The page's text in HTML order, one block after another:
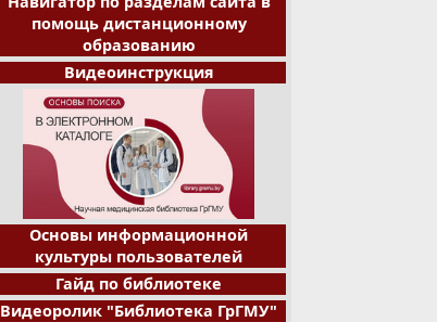
помощь дистанционному
образованию
Видеоинструкция
Основы информационной
культуры пользователей
Гайд по библиотеке
Видеоролик "Библиотека ГрГМУ"